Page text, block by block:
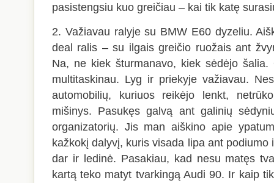
pasistengsiu kuo greičiau – kai tik katę
2. Važiavau ralyje su BMW E60 dyzeliu.
deal ralis – su ilgais greičio ruožais ant
Na, ne kiek šturmanavo, kiek sėdėjo
multitaskinau. Lyg ir priekyje važiavau.
automobilių, kuriuos reikėjo lenkt,
mišinys. Pasukęs galvą ant galinių
organizatorių. Jis man aiškino apie
kažkokį dalyvį, kuris visada lipa ant
dar ir ledinė. Pasakiau, kad nesu matęs
kartą teko matyt tvarkingą Audi 90. Ir kaip